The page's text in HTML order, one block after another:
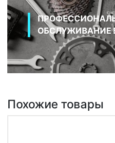
ОБСЛУЖИВАНИЕ
Похожие товары